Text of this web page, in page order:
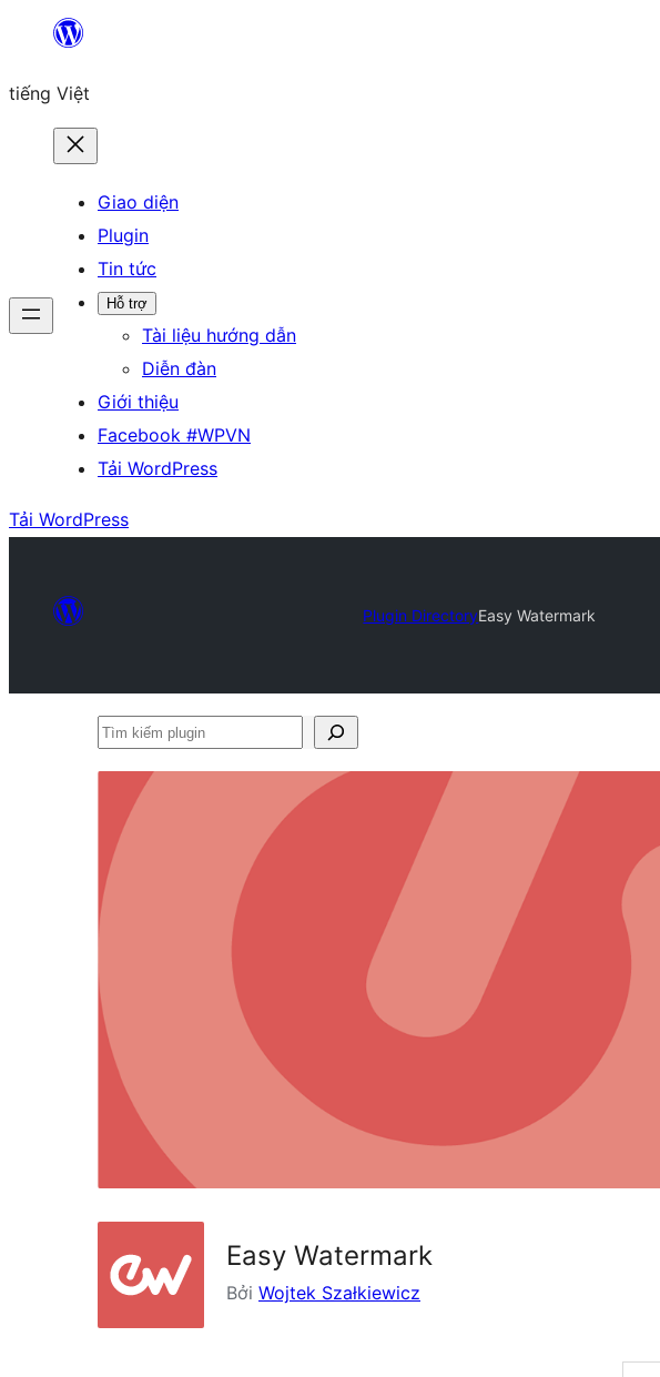
Chuyển
phần
tiếng Việt
Giao diện
Plugin
Tin tức
Hỗ trợ
Tài liệu hướng dẫn
Diễn đàn
Giới thiệu
Facebook #WPVN
Tải WordPress
Tải WordPress
Plugin DirectoryEasy Watermark
Tìm
plugin
Easy Watermark
Bởi Wojtek Szałkiewicz